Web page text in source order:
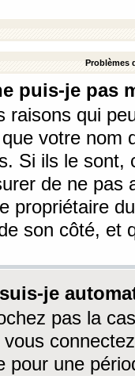
Problèmes
puis-je pas
raisons qui
votre nom
Si ils le sont,
de ne pas
propriétaire
son côté, et
je
pas la
pour une